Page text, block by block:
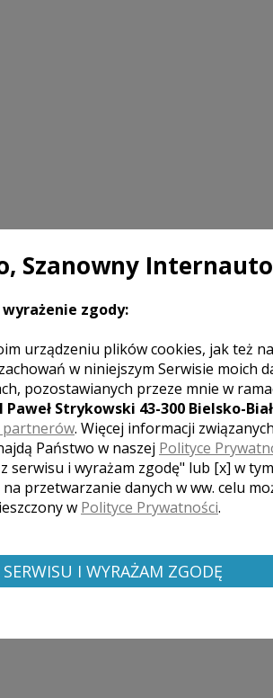
min.
do Pary Młodej
2200 zł
te chwile, gdy
1000 zł
w plenerze używam
Szanowny
zgody:
urządzeniu plików cookies, jak też na
w niniejszym Serwisie moich
pozostawianych przeze mnie w
Strykowski 43-300 Bielsko-
partnerów. Więcej informacji
Państwo w naszej Polityce
serwisu i wyrażam zgodę" lub [x] w
przetwarzanie danych w ww. celu
w Polityce Prywatności.
I WYRAŻAM ZGODĘ